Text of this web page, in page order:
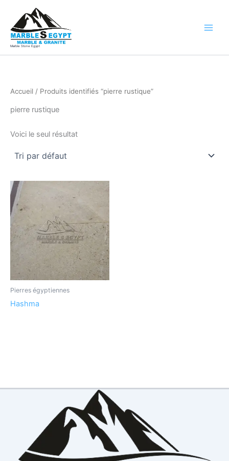
contenu
Marble Stone Egypt
Accueil / Produits identifiés “pierre rustique”
pierre rustique
Voici le seul résultat
Pierres égyptiennes
Hashma